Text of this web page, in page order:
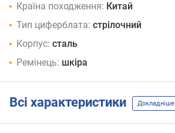
Країна походження: Китай
Тип циферблата: стрілочний
Корпус: сталь
Ремінець: шкіра
Всі характеристики Докладніше